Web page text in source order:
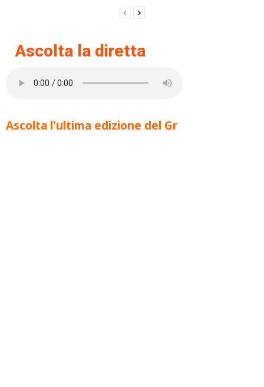
Ascolta la diretta
Ascolta l'ultima edizione del Gr